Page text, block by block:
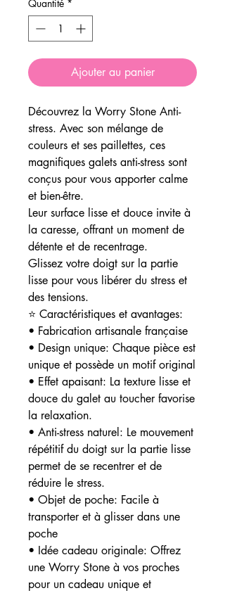
Quantité *
Ajouter au panier
Découvrez la Worry Stone Anti-
stress. Avec son mélange de
couleurs et ses paillettes, ces
magnifiques galets anti-stress sont
conçus pour vous apporter calme
et bien-être.
Leur surface lisse et douce invite à
la caresse, offrant un moment de
détente et de recentrage.
Glissez votre doigt sur la partie
lisse pour vous libérer du stress et
des tensions.
⭐ Caractéristiques et avantages:
• Fabrication artisanale française
• Design unique: Chaque pièce est
unique et possède un motif original
• Effet apaisant: La texture lisse et
douce du galet au toucher favorise
la relaxation.
• Anti-stress naturel: Le mouvement
répétitif du doigt sur la partie lisse
permet de se recentrer et de
réduire le stress.
• Objet de poche: Facile à
transporter et à glisser dans une
poche
• Idée cadeau originale: Offrez
une Worry Stone à vos proches
pour un cadeau unique et